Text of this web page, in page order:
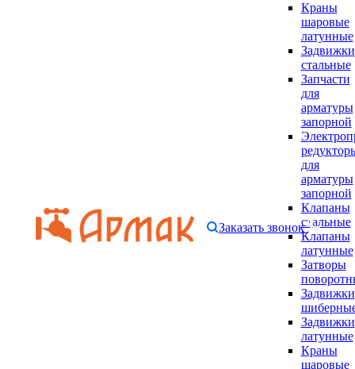
Краны
шаровые
латунные
Задвижки
стальные
Запчасти
для
арматуры
запорной
для
арматуры
запорной
Клапаны
стальные
Клапаны
латунные
Затворы
Задвижки
Задвижки
латунные
Краны
шаровые
Заказать звонок